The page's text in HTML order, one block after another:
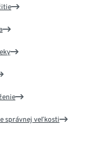
správnej veľkosti